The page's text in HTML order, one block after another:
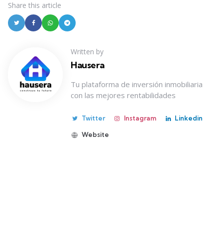
Share this article
Written by
Hausera
Tu plataforma de inversión inmobiliaria
con las mejores rentabilidades
Twitter Instagram Linkedin
Website